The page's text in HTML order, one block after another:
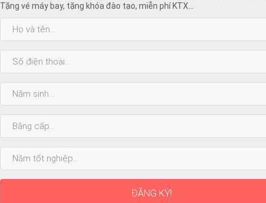
Tặng vé máy bay, tặng khóa đào tạo, miễn phí KTX...
sinh:
cấp
nhất:
ĐĂNG KÝ!